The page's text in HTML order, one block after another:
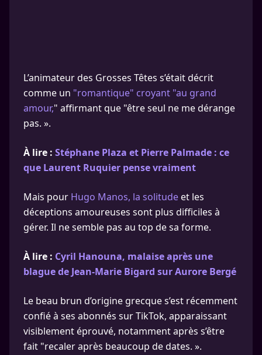
L’animateur des Grosses Têtes s’était décrit
comme un "romantique" croyant "au grand
amour," affirmant que "être seul ne me dérange
pas. ».
À lire : Stéphane Plaza et Pierre Palmade : ce
que Laurent Ruquier pense vraiment
Mais pour Hugo Manos, la solitude et les
déceptions amoureuses sont plus difficiles à
gérer. Il ne semble pas au top de sa forme.
À lire : Cyril Hanouna, malaise après une
blague de Jean-Marie Bigard sur Aurore Bergé
Le beau brun d’origine grecque s’est récemment
confié à ses abonnés sur TikTok, apparaissant
visiblement éprouvé, notamment après s’être
fait "recaler après beaucoup de dates. ».